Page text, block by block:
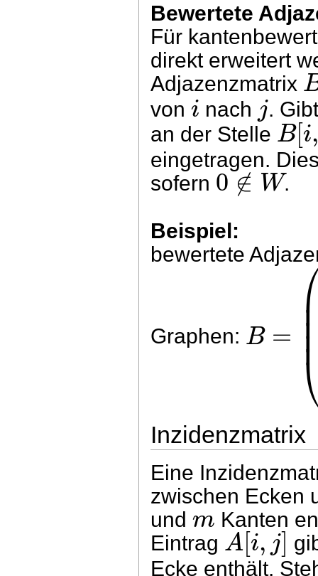
Bewertete
Für
direkt erweitert
Adjazenzmatrix
voni nach j.
an der Stelle B[i
eingetragen.
sofern 0∉ W.
Beispiel:
bewertete
Graphen: B =
Inzidenzmatrix
Eine
zwischen Ecken
undm Kanten
Eintrag A[i,j]
Ecke enthält.